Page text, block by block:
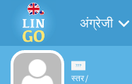
अंग्रेजी
स्तर/